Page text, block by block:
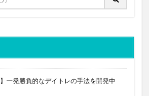
】一発勝負的なデイトレの手法を開発中